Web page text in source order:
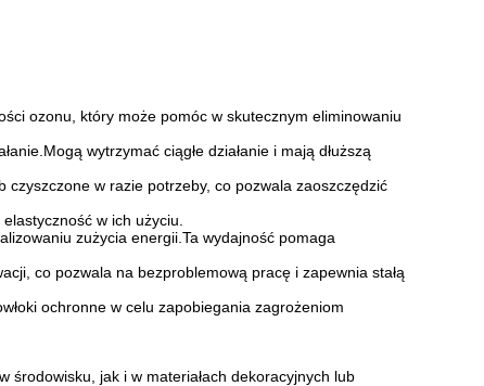
ozonu, który może pomóc w skutecznym eliminowaniu
wytrzymać ciągłe działanie i mają dłuższą
czyszczone w razie potrzeby, co pozwala zaoszczędzić
w ich użyciu.
zużycia energii.Ta wydajność pomaga
co pozwala na bezproblemową pracę i zapewnia stałą
ochronne w celu zapobiegania zagrożeniom
środowisku, jak i w materiałach dekoracyjnych lub